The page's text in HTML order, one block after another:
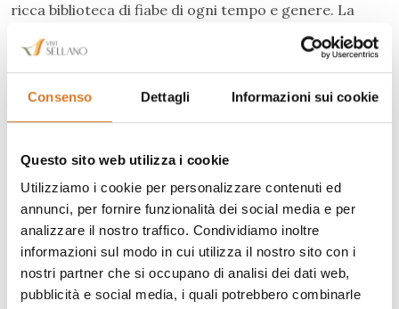
Consenso Dettagli Informazioni sui cookie
Questo sito web utilizza i cookie
Utilizziamo i cookie per personalizzare contenuti ed
annunci, per fornire funzionalità dei social media e per
analizzare il nostro traffico. Condividiamo inoltre
informazioni sul modo in cui utilizza il nostro sito con i
nostri partner che si occupano di analisi dei dati web,
pubblicità e social media, i quali potrebbero combinarle
ricca biblioteca di fiabe di ogni tempo e genere. La
Casa si trova in uno dei palazzi della famiglia Urbani e
proprio nelle vicinanze dei
Musei del Tartufo Urbani.
Da cinque generazioni, la famiglia Urbani è uno dei più
grossi produttori ed esportatori di tartufo al mondo.
nero della Valnerina
centenari, che hanno trasformato il tartufo in un
simbolo identificativo per il territorio. Nelle sale si
trovano tanti oggetti del passato, come ad esempio i
primi lavatoi a mano improvvisati nella casa-azienda di
Carlo Urbani e di sua moglie Olga, o la lettera di